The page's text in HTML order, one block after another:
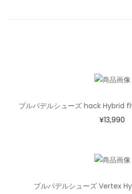
ブルパデルシューズ hack Hybrid
¥13,990
ブルパデルシューズ Vertex